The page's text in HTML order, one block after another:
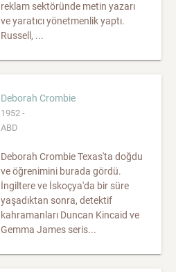
reklam sektöründe metin yazarı
ve yaratıcı yönetmenlik yaptı.
Russell, ...
Deborah Crombie
1952 -
ABD
Deborah Crombie Texas'ta doğdu
ve öğrenimini burada gördü.
İngiltere ve İskoçya'da bir süre
yaşadıktan sonra, detektif
kahramanları Duncan Kincaid ve
Gemma James seris...